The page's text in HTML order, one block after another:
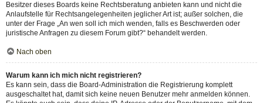
Besitzer dieses Boards keine Rechtsberatung anbieten kann und nicht die
Anlaufstelle für Rechtsangelegenheiten jeglicher Art ist; außer solchen, die
unter der Frage „An wen soll ich mich wenden, falls es Beschwerden oder
juristische Anfragen zu diesem Forum gibt?“ behandelt werden.
Nach oben
Warum kann ich mich nicht registrieren?
Es kann sein, dass die Board-Administration die Registrierung komplett
ausgeschaltet hat, damit sich keine neuen Benutzer mehr anmelden können.